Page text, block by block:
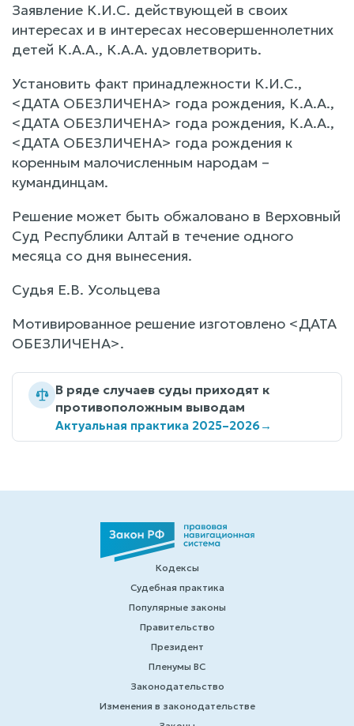
Заявление К.И.С. действующей в своих
интересах и в интересах несовершеннолетних
детей К.А.А., К.А.А. удовлетворить.
Установить факт принадлежности К.И.С.,
<ДАТА ОБЕЗЛИЧЕНА> года рождения, К.А.А.,
<ДАТА ОБЕЗЛИЧЕНА> года рождения, К.А.А.,
<ДАТА ОБЕЗЛИЧЕНА> года рождения к
коренным малочисленным народам –
кумандинцам.
Решение может быть обжаловано в Верховный
Суд Республики Алтай в течение одного
месяца со дня вынесения.
Судья Е.В. Усольцева
Мотивированное решение изготовлено <ДАТА
ОБЕЗЛИЧЕНА>.
В ряде случаев суды приходят к
противоположным выводам
Актуальная практика 2025–2026→
Кодексы
Судебная практика
Популярные законы
Правительство
Президент
Пленумы ВС
Законодательство
Изменения в законодательстве